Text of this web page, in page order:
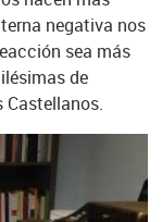
negativa nos
sea más
de
Castellanos.